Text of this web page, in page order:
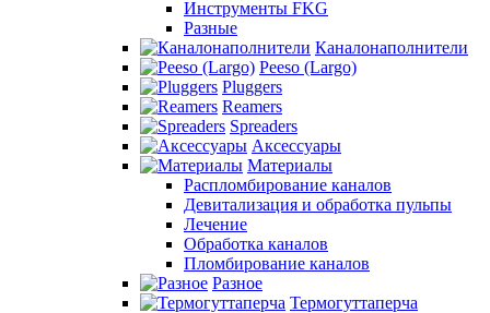
Инструменты FKG
Разные
Каналонаполнители
Peeso (Largo)
Pluggers
Reamers
Spreaders
Аксессуары
Материалы
Распломбирование каналов
Девитализация и обработка пульпы
Лечение
Обработка каналов
Пломбирование каналов
Разное
Термогуттаперча